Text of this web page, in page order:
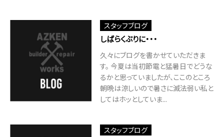
スタッフブログ
しばらくぶりに・・・
久々にブログを書かせていただきま
す。 今夏は当初節電と猛暑日でどうな
るかと思っていましたが、ここのところ
朝晩は涼しいので暑さに滅法弱い私と
してはホッとしていま...
スタッフブログ